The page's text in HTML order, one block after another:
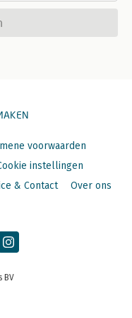
voorwaarden
instellingen
& Contact Over ons
BV